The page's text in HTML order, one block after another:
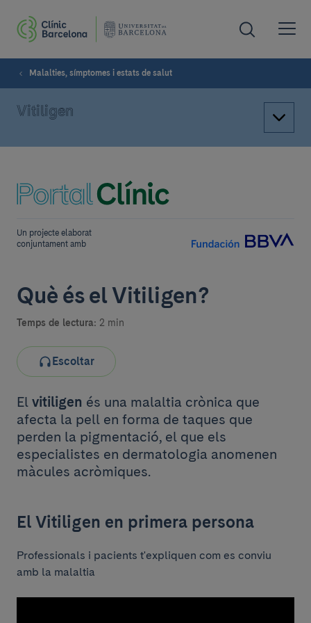
Malalties, símptomes i estats de salut
Vitiligen
Un projecte elaborat
conjuntament amb
Què és el Vitiligen?
Temps de lectura: 2 min
Escoltar
El vitiligen és una malaltia crònica que
afecta la pell en forma de taques que
perden la pigmentació, el que els
especialistes en dermatologia anomenen
màcules acròmiques.
El Vitiligen en primera persona
Professionals i pacients t'expliquen com es conviu
amb la malaltia